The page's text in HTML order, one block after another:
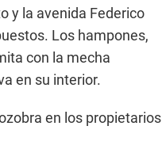
y la avenida Federico
Los hampones,
con la mecha
en su interior.
en los propietarios